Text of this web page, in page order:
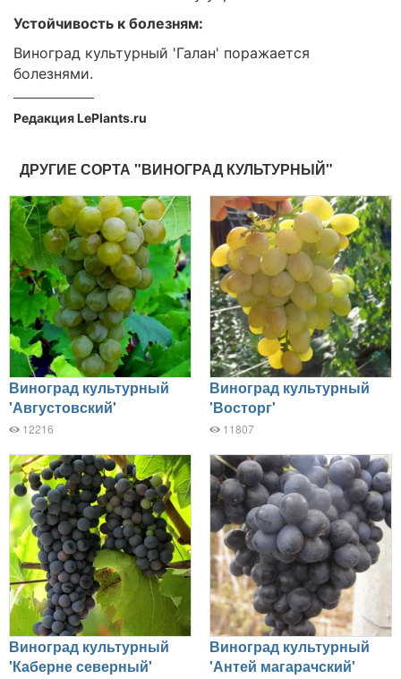
Устойчивость к болезням:
Виноград культурный 'Галан' поражается
болезнями.
Редакция LePlants.ru
ДРУГИЕ СОРТА "ВИНОГРАД КУЛЬТУРНЫЙ"
Виноград культурный
'Августовский'
12216
Виноград культурный
'Восторг'
11807
Виноград культурный
'Каберне северный'
Виноград культурный
'Антей магарачский'